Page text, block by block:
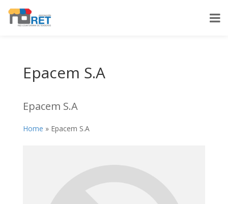
Epacem S.A
Epacem S.A
Home » Epacem S.A